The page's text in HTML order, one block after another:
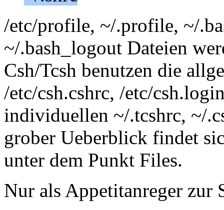
/etc/profile, ~/.profile, ~/
~/.bash_logout Dateien
Csh/Tcsh benutzen die
/etc/csh.cshrc, /etc/
individuellen ~/.tcshrc, ~/
grober Ueberblick findet
unter dem Punkt Files.
Nur als Appetitanreger zur